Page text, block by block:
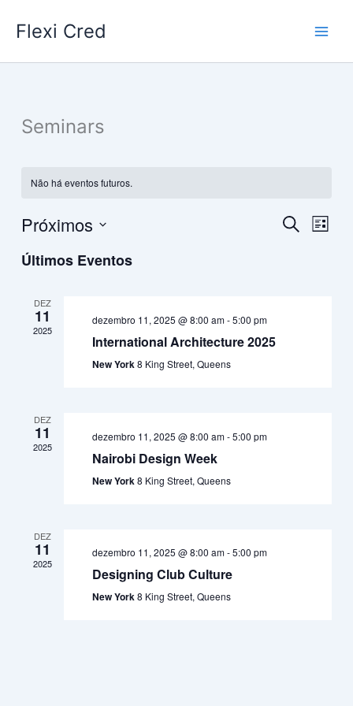
para
conteúdo
Flexi Cred
Seminars
Não há eventos futuros.
Pesquisa
Procurar
Lista
Próximos
aÚltimos Eventos
DEZ
11
2025
dezembro 11, 2025 @ 8:00 am-5:00 pm
International Architecture 2025
New York8 King Street, Queens
DEZ
11
2025
dezembro 11, 2025 @ 8:00 am-5:00 pm
Nairobi Design Week
New York8 King Street, Queens
DEZ
11
2025
dezembro 11, 2025 @ 8:00 am-5:00 pm
Designing Club Culture
New York8 King Street, Queens